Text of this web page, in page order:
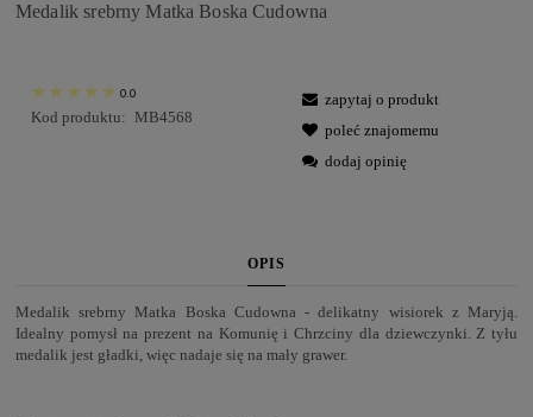
Medalik srebrny Matka Boska Cudowna
0.0
Kod produktu: MB4568
zapytaj o produkt
poleć znajomemu
dodaj opinię
OPIS
Medalik srebrny Matka Boska Cudowna - delikatny wisiorek z Maryją.
Idealny pomysł na prezent na Komunię i Chrzciny dla dziewczynki. Z tyłu
medalik jest gładki, więc nadaje się na mały grawer.